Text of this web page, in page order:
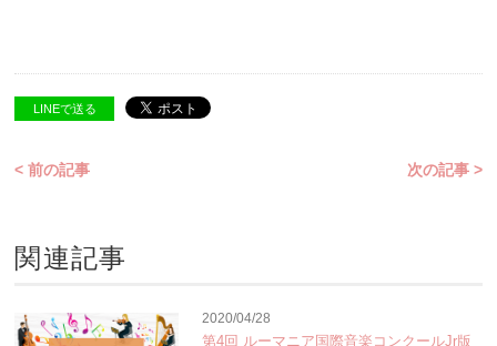
LINEで送る
< 前の記事 次の記事 >
関連記事
2020/04/28
第4回 ルーマニア国際音楽コンクールJr版